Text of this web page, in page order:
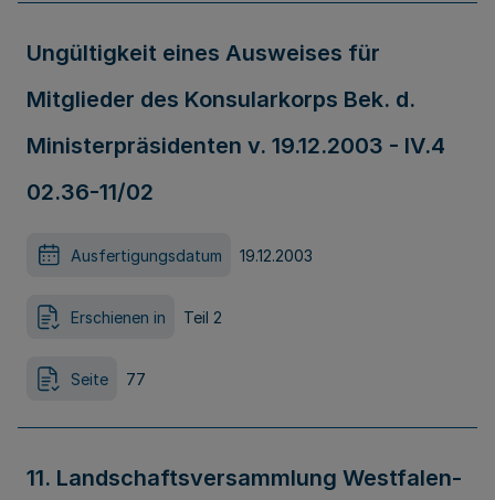
Ungültigkeit eines Ausweises für
Mitglieder des Konsularkorps Bek. d.
Ministerpräsidenten v. 19.12.2003 - IV.4
02.36-11/02
Ausfertigungsdatum 19.12.2003
Erschienen in Teil 2
Seite 77
11. Landschaftsversammlung Westfalen-